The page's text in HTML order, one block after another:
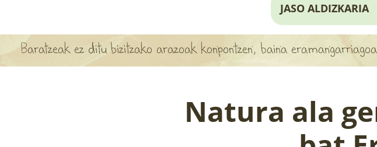
ARBOLA APARTEN MAPA
JASO ALDIZKARIA
Baratzeak ez ditu bizitzako arazoak konpontzen, baina
Natura ala